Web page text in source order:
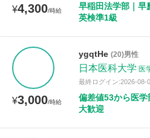
¥4,300/時給
早稲田法学部｜早
英検準1級
¥3,000/時給
ygqtHe (20)男性
日本医科大学 医
最終ログイン:2026-08-
偏差値53から医
大歓迎
月曜日 火曜日 水曜日
土曜日 日曜日